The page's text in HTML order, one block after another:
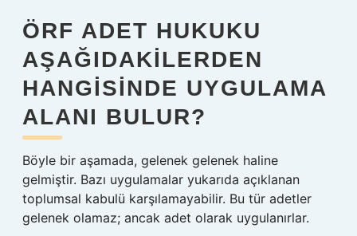
ÖRF ADET HUKUKU
AŞAĞIDAKILERDEN
HANGISINDE UYGULAMA
ALANI BULUR?
Böyle bir aşamada, gelenek gelenek haline
gelmiştir. Bazı uygulamalar yukarıda açıklanan
toplumsal kabulü karşılamayabilir. Bu tür adetler
gelenek olamaz; ancak adet olarak uygulanırlar.